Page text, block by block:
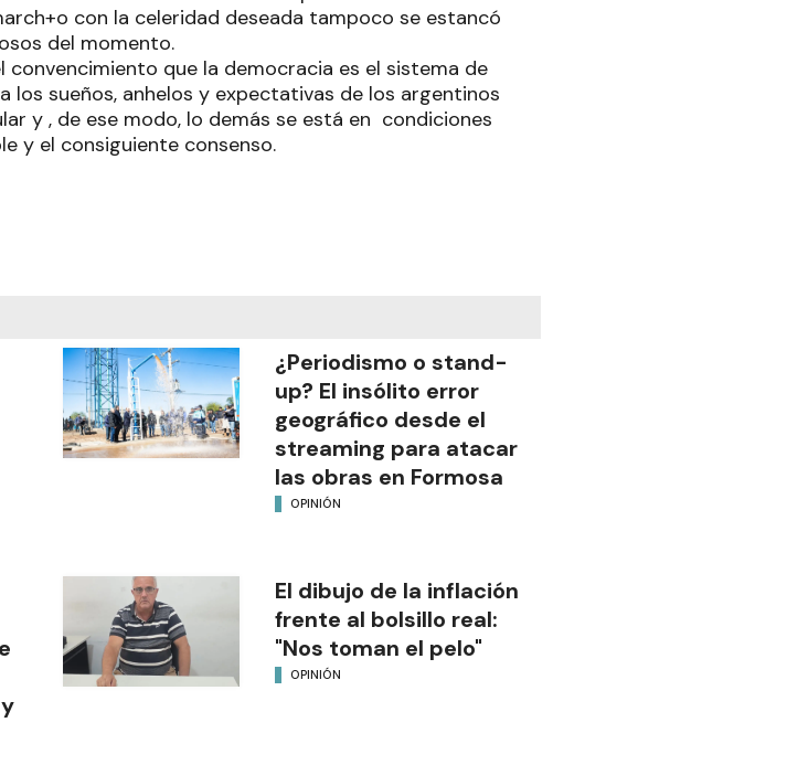
con la celeridad deseada tampoco se estancó
del momento.
convencimiento que la democracia es el sistema de
los sueños, anhelos y expectativas de los argentinos
y , de ese modo, lo demás se está en condiciones
y el consiguiente consenso.
¿Periodismo o stand-
up? El insólito error
geográfico desde el
streaming para atacar
las obras en Formosa
OPINIÓN
El dibujo de la inflación
frente al bolsillo real:
"Nos toman el pelo"
OPINIÓN